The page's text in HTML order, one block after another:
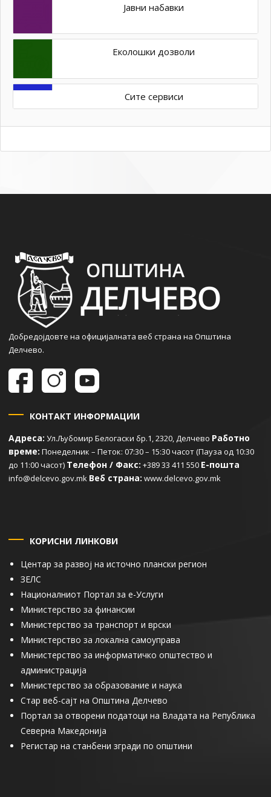
Јавни набавки
Еколошки дозволи
Сите сервиси
Добредојдовте на официјалната веб страна на Општина
Делчево.
КОНТАКТ ИНФОРМАЦИИ
Адреса: Ул.Љубомир Белогаски бр.1, 2320, Делчево Работно
време: Понеделник – Петок: 07:30 – 15:30 часот (Пауза од 10:30
до 11:00 часот) Телефон / Факс: +389 33 411 550 Е-пошта
info@delcevo.gov.mk Веб страна: www.delcevo.gov.mk
КОРИСНИ ЛИНКОВИ
Центар за развој на источно плански регион
ЗЕЛС
Националниот Портал за е-Услуги
Министерство за финансии
Министерство за транспорт и врски
Министерство за локална самоуправа
Министерство за информатичко општество и
администрација
Министерство за образование и наука
Стар веб-сајт на Општина Делчево
Портал за отворени податоци на Владата на Република
Северна Македонија
Регистар на станбени згради по општини